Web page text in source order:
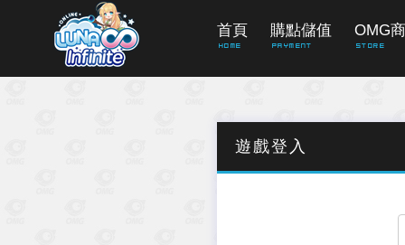
首頁
Home
購點儲值
PAYMENT
OMG
Store
遊戲登入